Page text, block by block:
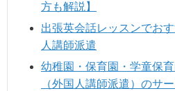
方も解説】
出張英会話レッスンでお
人講師派遣
幼稚園・保育園・学童保
（外国人講師派遣）のサ